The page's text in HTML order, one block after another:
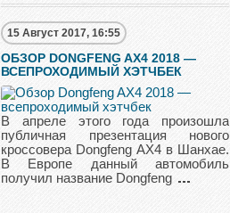
Renault Rolls Royce
Saab Scion Seat
15 Август 2017, 16:55
ОБЗОР DONGFENG AX4 2018 —
ВСЕПРОХОДИМЫЙ ХЭТЧБЕК
В апреле этого года произошла
публичная презентация нового
кроссовера Dongfeng AX4 в Шанхае.
В Европе данный автомобиль
получил название Dongfeng